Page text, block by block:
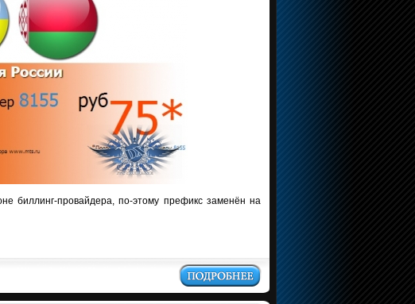
биллинг-провайдера, по-этому префикс заменён на